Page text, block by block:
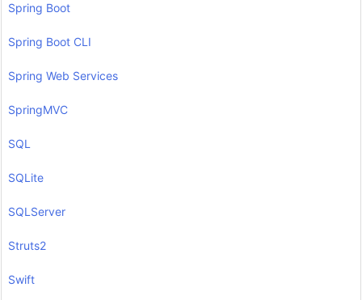
Spring Boot
Spring Boot CLI
Spring Web Services
SpringMVC
SQL
SQLite
SQLServer
Struts2
Swift